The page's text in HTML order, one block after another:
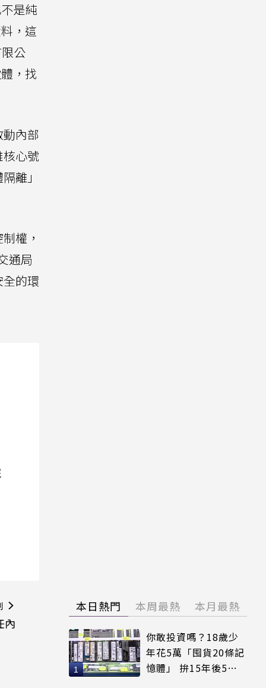
是純
，這
公
，找
內部
心號
離」
權，
通局
的環
內
本日熱門 本周最熱 本月最熱
你敢投資嗎？18歲少
年花5萬「囤貨20條記
憶體」 拚15年後5倍